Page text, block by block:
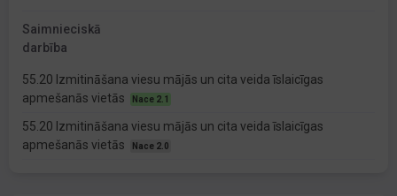
Saimnieciskā
darbība
55.20 Izmitināšana viesu mājās un cita veida īslaicīgas
apmešanās vietās
Nace 2.1
55.20 Izmitināšana viesu mājās un cita veida īslaicīgas
apmešanās vietās
Nace 2.0